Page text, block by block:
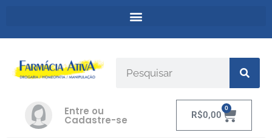
Entre ou
Cadastre-se R$0,00
0